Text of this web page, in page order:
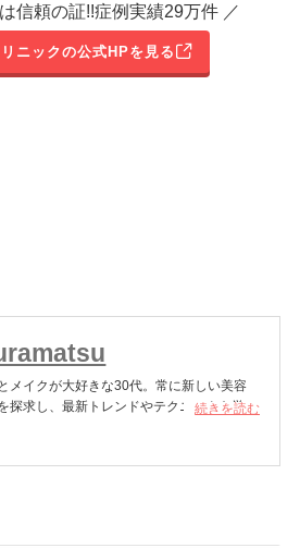
信頼の証!!症例実績29万件 ／
ニックの公式HPを見る
メイクが大好きな30代。常に新しい美容
探求し、最新トレンドやテクニックを学ぶ
続きを読む